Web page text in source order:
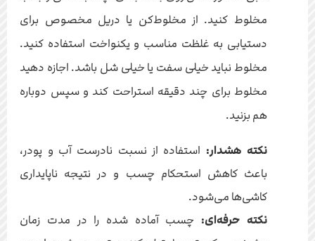
مخلوط کنید. از مخلوط‌کن یا دریل مخصوص برای
دستیابی به غلظت مناسب و یکنواخت استفاده کنید.
مخلوط نباید خیلی سفت یا خیلی شل باشد. اجازه دهید
مخلوط برای چند دقیقه استراحت کند و سپس دوباره
هم بزنید.
نکته هشدار: استفاده از نسبت نادرست آب و پودر،
باعث کاهش استحکام چسب و در نتیجه ناپایداری
کاشی‌ها می‌شود.
نکته حرفه‌ای: چسب آماده شده را در مدت زمان